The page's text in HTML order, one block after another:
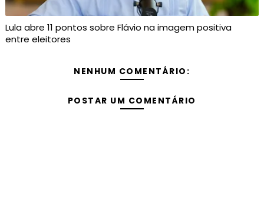
Lula abre 11 pontos sobre Flávio na imagem positiva
entre eleitores
NENHUM COMENTÁRIO:
POSTAR UM COMENTÁRIO